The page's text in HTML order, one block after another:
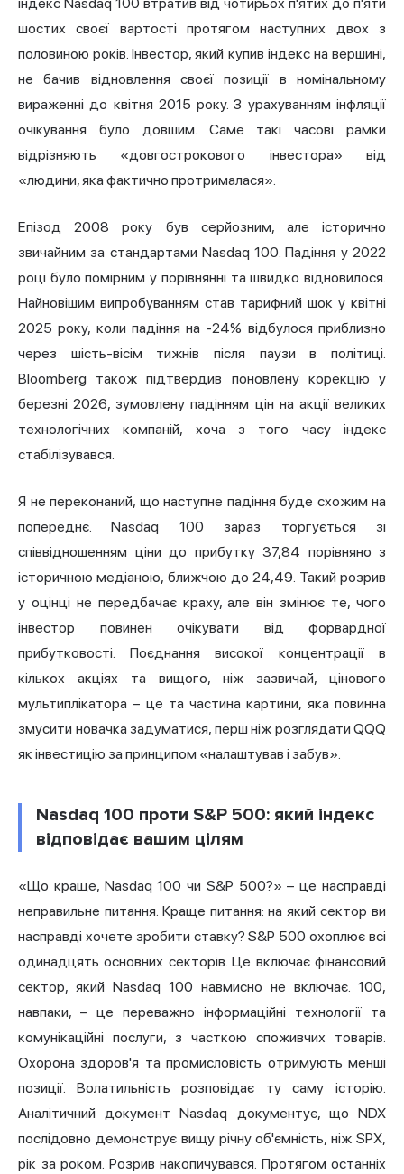
шостих своєї вартості протягом наступних двох з
половиною років. Інвестор, який купив індекс на вершині,
не бачив відновлення своєї позиції в номінальному
вираженні до квітня 2015 року. З урахуванням інфляції
очікування було довшим. Саме такі часові рамки
відрізняють «довгострокового інвестора» від
«людини, яка фактично протрималася».
Епізод 2008 року був серйозним, але історично
звичайним за стандартами Nasdaq 100. Падіння у 2022
році було помірним у порівнянні та швидко відновилося.
Найновішим випробуванням став тарифний шок у квітні
2025 року, коли падіння на -24% відбулося приблизно
через шість-вісім тижнів після паузи в політиці.
Bloomberg також підтвердив поновлену корекцію у
березні 2026, зумовлену падінням цін на акції великих
технологічних компаній, хоча з того часу індекс
стабілізувався.
Я не переконаний, що наступне падіння буде схожим на
попереднє. Nasdaq 100 зараз торгується зі
співвідношенням ціни до прибутку 37,84 порівняно з
історичною медіаною, ближчою до 24,49. Такий розрив
у оцінці не передбачає краху, але він змінює те, чого
інвестор повинен очікувати від форвардної
прибутковості. Поєднання високої концентрації в
кількох акціях та вищого, ніж зазвичай, цінового
мультиплікатора – це та частина картини, яка повинна
змусити новачка задуматися, перш ніж розглядати QQQ
як інвестицію за принципом «налаштував і забув».
Nasdaq 100 проти S&P 500: який індекс
відповідає вашим цілям
«Що краще, Nasdaq 100 чи S&P 500?» – це насправді
неправильне питання. Краще питання: на який сектор ви
насправді хочете зробити ставку? S&P 500 охоплює всі
одинадцять основних секторів. Це включає фінансовий
сектор, який Nasdaq 100 навмисно не включає. 100,
навпаки, – це переважно інформаційні технології та
комунікаційні послуги, з часткою споживчих товарів.
Охорона здоров'я та промисловість отримують менші
позиції. Волатильність розповідає ту саму історію.
Аналітичний документ Nasdaq документує, що NDX
послідовно демонструє вищу річну об'ємність, ніж SPX,
рік за роком. Розрив накопичувався. Протягом останніх